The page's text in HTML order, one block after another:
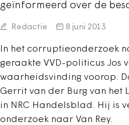
geïnformeerd over de
Redactie 8 juni 2013
In het corruptieonderzoek
geraakte VVD-politicus Jos
waarheidsvinding voorop.
Gerrit van der Burg van het
in NRC Handelsblad. Hij is
onderzoek naar Van Rey.